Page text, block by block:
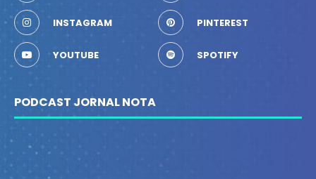
INSTAGRAM PINTEREST
YOUTUBE SPOTIFY
PODCAST JORNAL NOTA